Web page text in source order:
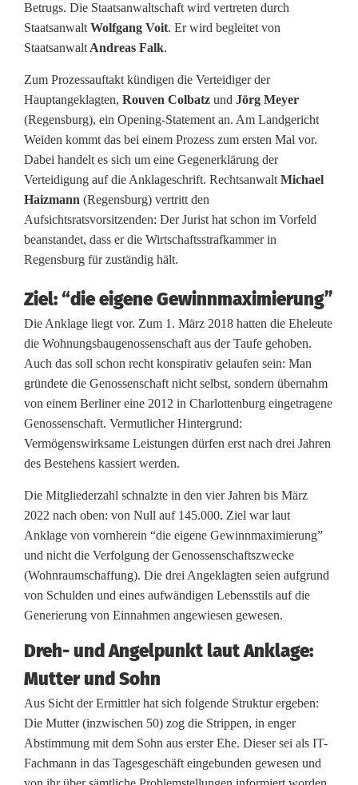
e
s
s
d
e
s
J
a
h
r
e
s
:
W
S
W
s
o
l
l
A
r
b
e
i
t
Betrugs. Die Staatsanwaltschaft wird vertreten durch
Staatsanwalt Wolfgang Voit. Er wird begleitet von
Staatsanwalt Andreas Falk.
Zum Prozessauftakt kündigen die Verteidiger der
Hauptangeklagten, Rouven Colbatz und Jörg Meyer
(Regensburg), ein Opening-Statement an. Am Landgericht
Weiden kommt das bei einem Prozess zum ersten Mal vor.
Dabei handelt es sich um eine Gegenerklärung der
Verteidigung auf die Anklageschrift. Rechtsanwalt Michael
Haizmann (Regensburg) vertritt den
Aufsichtsratsvorsitzenden: Der Jurist hat schon im Vorfeld
beanstandet, dass er die Wirtschaftsstrafkammer in
Regensburg für zuständig hält.
Ziel: “die eigene Gewinnmaximierung”
Die Anklage liegt vor. Zum 1. März 2018 hatten die Eheleute
die Wohnungsbaugenossenschaft aus der Taufe gehoben.
Auch das soll schon recht konspirativ gelaufen sein: Man
gründete die Genossenschaft nicht selbst, sondern übernahm
von einem Berliner eine 2012 in Charlottenburg eingetragene
Genossenschaft. Vermutlicher Hintergrund:
Vermögenswirksame Leistungen dürfen erst nach drei Jahren
des Bestehens kassiert werden.
Die Mitgliederzahl schnalzte in den vier Jahren bis März
2022 nach oben: von Null auf 145.000. Ziel war laut
Anklage von vornherein “die eigene Gewinnmaximierung”
und nicht die Verfolgung der Genossenschaftszwecke
(Wohnraumschaffung). Die drei Angeklagten seien aufgrund
von Schulden und eines aufwändigen Lebensstils auf die
Generierung von Einnahmen angewiesen gewesen.
Dreh- und Angelpunkt laut Anklage:
Mutter und Sohn
Aus Sicht der Ermittler hat sich folgende Struktur ergeben:
Die Mutter (inzwischen 50) zog die Strippen, in enger
Abstimmung mit dem Sohn aus erster Ehe. Dieser sei als IT-
Fachmann in das Tagesgeschäft eingebunden gewesen und